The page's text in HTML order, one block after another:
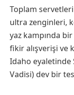
Toplam
ultra zenginleri,
yaz kampında bir
fikir alışverişi ve
Idaho eyaletinde
Vadisi) dev bir